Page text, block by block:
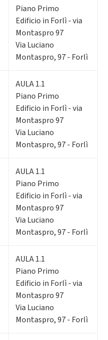
Piano Primo
Edificio in Forlì - via
Montaspro 97
Via Luciano
Montaspro, 97 - Forlì
AULA 1.1
Piano Primo
Edificio in Forlì - via
Montaspro 97
Via Luciano
Montaspro, 97 - Forlì
AULA 1.1
Piano Primo
Edificio in Forlì - via
Montaspro 97
Via Luciano
Montaspro, 97 - Forlì
AULA 1.1
Piano Primo
Edificio in Forlì - via
Montaspro 97
Via Luciano
Montaspro, 97 - Forlì